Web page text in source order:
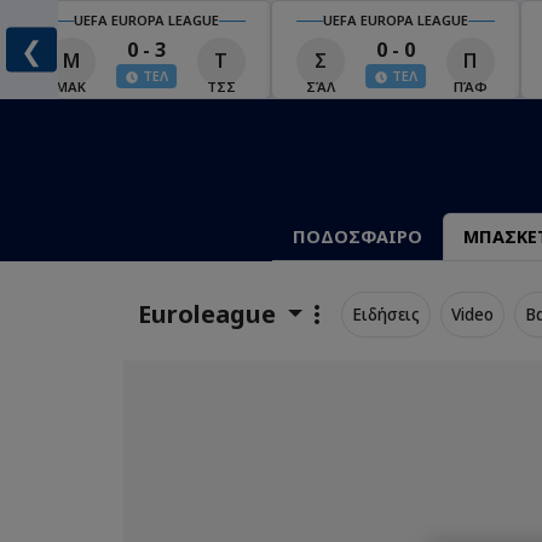
❮
UEFA EUROPA LEAGUE
ΜΑΚ
0 - 3
ΤΕΛ
ΤΣΣ
UEFA EUROPA LEAGUE
ΣΆΛ
0 - 0
ΤΕΛ
ΠΆΦ
ΠΟΔΟΣΦΑΙΡΟ
Euroleague Ειδήσεις Video